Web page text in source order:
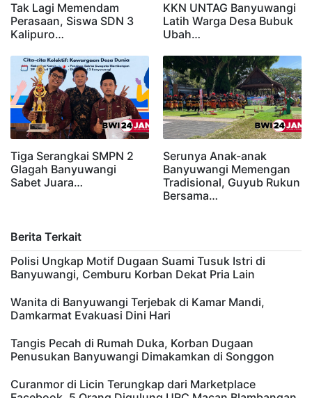
Tak Lagi Memendam
Perasaan, Siswa SDN 3
Kalipuro…
KKN UNTAG Banyuwangi
Latih Warga Desa Bubuk
Ubah…
Tiga Serangkai SMPN 2
Glagah Banyuwangi
Sabet Juara…
Serunya Anak-anak
Banyuwangi Memengan
Tradisional, Guyub Rukun
Bersama…
Berita Terkait
Polisi Ungkap Motif Dugaan Suami Tusuk Istri di
Banyuwangi, Cemburu Korban Dekat Pria Lain
Wanita di Banyuwangi Terjebak di Kamar Mandi,
Damkarmat Evakuasi Dini Hari
Tangis Pecah di Rumah Duka, Korban Dugaan
Penusukan Banyuwangi Dimakamkan di Songgon
Curanmor di Licin Terungkap dari Marketplace